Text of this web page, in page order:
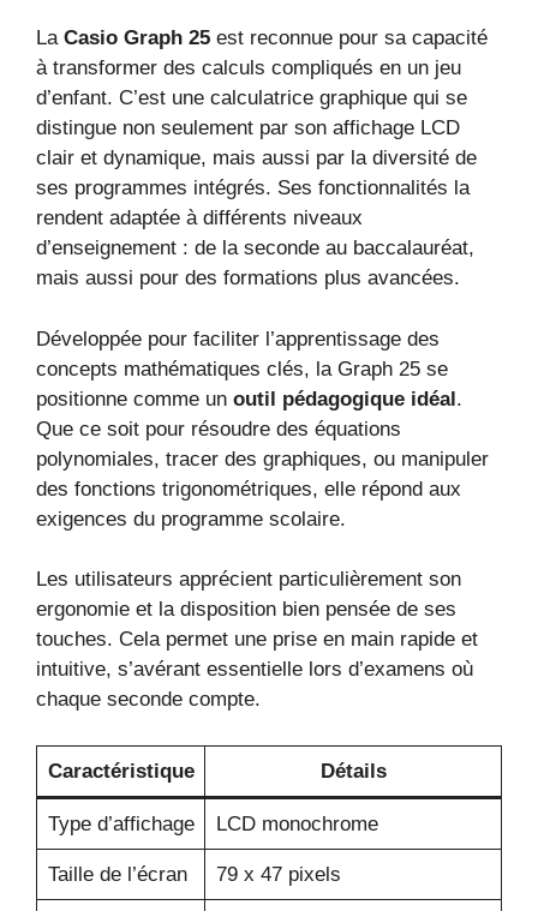
La Casio Graph 25 est reconnue pour sa capacité
à transformer des calculs compliqués en un jeu
d’enfant. C’est une calculatrice graphique qui se
distingue non seulement par son affichage LCD
clair et dynamique, mais aussi par la diversité de
ses programmes intégrés. Ses fonctionnalités la
rendent adaptée à différents niveaux
d’enseignement : de la seconde au baccalauréat,
mais aussi pour des formations plus avancées.
Développée pour faciliter l’apprentissage des
concepts mathématiques clés, la Graph 25 se
positionne comme un outil pédagogique idéal.
Que ce soit pour résoudre des équations
polynomiales, tracer des graphiques, ou manipuler
des fonctions trigonométriques, elle répond aux
exigences du programme scolaire.
Les utilisateurs apprécient particulièrement son
ergonomie et la disposition bien pensée de ses
touches. Cela permet une prise en main rapide et
intuitive, s’avérant essentielle lors d’examens où
chaque seconde compte.
Caractéristique Détails
Type d’affichage LCD monochrome
Taille de l’écran 79 x 47 pixels